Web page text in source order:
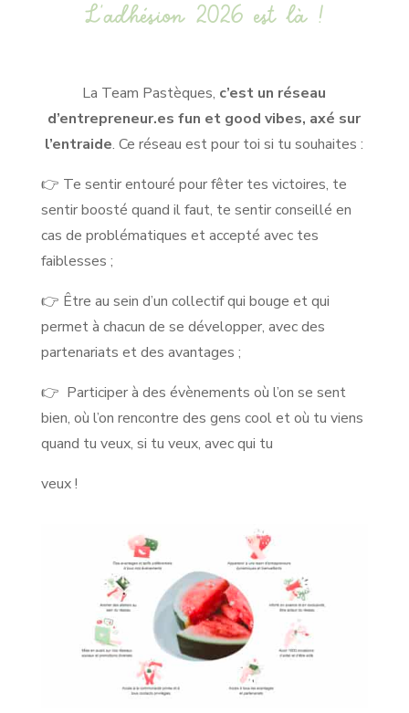
L’adhésion 2026 est là !
La Team Pastèques, c’est un réseau
d’entrepreneur.es fun et good vibes, axé sur
l’entraide. Ce réseau est pour toi si tu souhaites :
👉 Te sentir entouré pour fêter tes victoires, te
sentir boosté quand il faut, te sentir conseillé en
cas de problématiques et accepté avec tes
faiblesses ;
👉 Être au sein d’un collectif qui bouge et qui
permet à chacun de se développer, avec des
partenariats et des avantages ;
👉 Participer à des évènements où l’on se sent
bien, où l’on rencontre des gens cool et où tu viens
quand tu veux, si tu veux, avec qui tu
veux !